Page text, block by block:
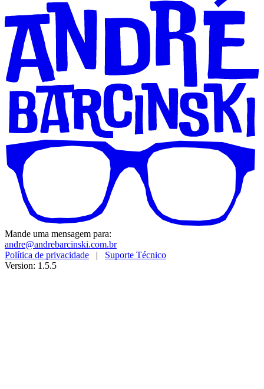
Mande uma mensagem para:
andre@andrebarcinski.com.br
Política de privacidade | Suporte Técnico
Version: 1.5.5